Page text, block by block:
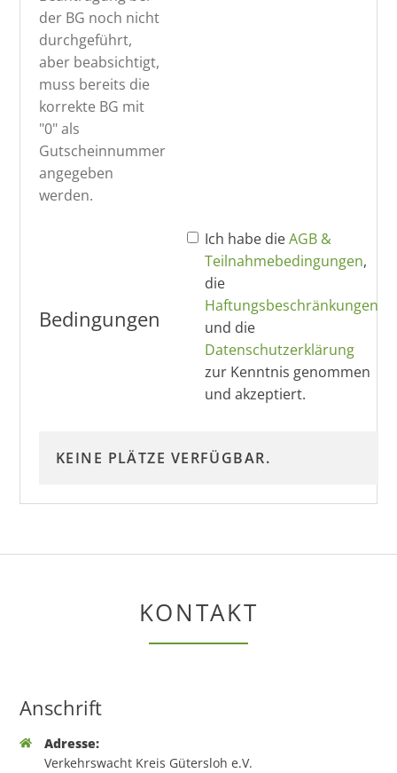
der BG noch nicht
durchgeführt,
aber beabsichtigt,
muss bereits die
korrekte BG mit
"0" als
Gutscheinnummer
angegeben
werden.
Bedingungen
Ich habe dieAGB &
Teilnahmebedingungen,
die
Haftungsbeschränkungen
und die
Datenschutzerklärung
zur Kenntnis genommen
und akzeptiert.
KEINE PLÄTZE VERFÜGBAR.
KONTAKT
Anschrift
Adresse:
Verkehrswacht Kreis Gütersloh e.V.